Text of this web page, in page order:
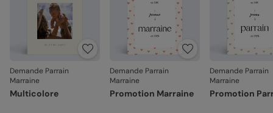
Demande Parrain
Marraine
Multicolore
Demande Parrain
Marraine
Promotion Marraine
Demande Parrain
Marraine
Promotion